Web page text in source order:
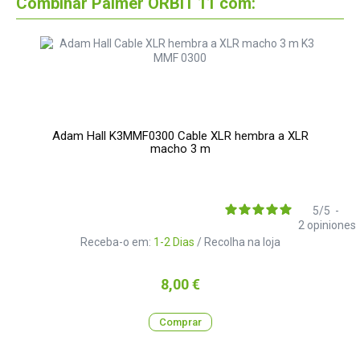
Adam Hall K3MMF0300 Cable XLR hembra a XLR
macho 3 m
Receba-o em: 1-2 Dias / Recolha na loja
5/5 -
2 opiniones
Preço
8,00 €
Comprar